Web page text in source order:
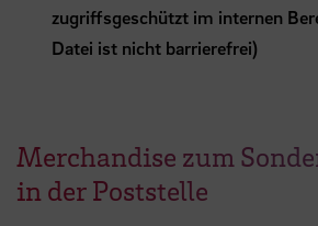
zugriffsgeschützt im internen
Datei ist nicht barrierefrei)
Merchandise zum
in der Poststelle